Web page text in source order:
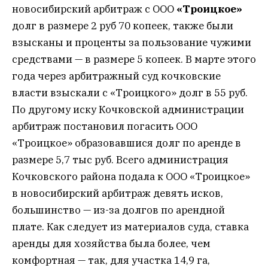
новосибирский арбитраж с ООО «Троицкое»
долг в размере 2 руб 70 копеек, также были
взысканы и проценты за пользование чужими
средствами — в размере 5 копеек. В марте этого
года через арбитражный суд кочковские
власти взыскали с «Троицкого» долг в 55 руб.
По другому иску Кочковской администрации
арбитраж постановил погасить ООО
«Троицкое» образовавшися долг по аренде в
размере 5,7 тыс руб. Всего администрация
Кочковского района подала к ООО «Троицкое»
в новосибирский арбитраж девять исков,
большинство — из-за долгов по арендной
плате. Как следует из материалов суда, ставка
аренды для хозяйства была более, чем
комфортная — так, для участка 14,9 га,